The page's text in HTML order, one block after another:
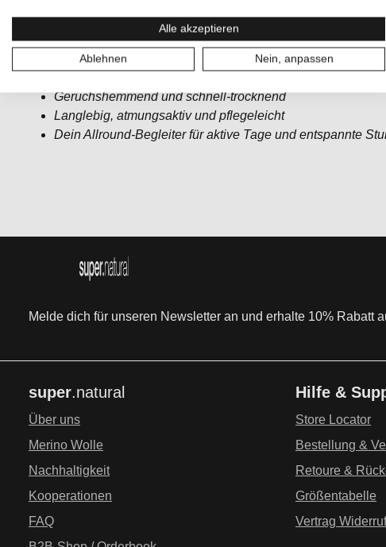
tragen – ein kreativer Hingucker mit femininer Note und
ADVANCED WOOL 140 für optimale Atmungsaktivität und
Formstabiles, geruchshemmendes, leichtes Merino
Geruchshemmend und schnell-trocknend
Langlebig, atmungsaktiv und pflegeleicht
Dein Allround-Begleiter für aktive Tage und entspannte
Melde dich für unseren Newsletter an und erhalte 10% Rabatt
super.natural
Über uns
Merino Wolle
Nachhaltigkeit
Kooperationen
FAQ
Hilfe &
Store Locator
Bestellung &
Retoure &
Größentabelle
Vertrag
Alle akzeptieren
Ablehnen Nein, anpassen